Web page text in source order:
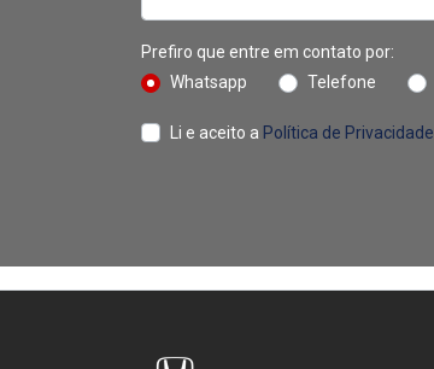
Prefiro que entre em contato por:
Whatsapp
Telefone
Li e aceito a Política de Privacidade